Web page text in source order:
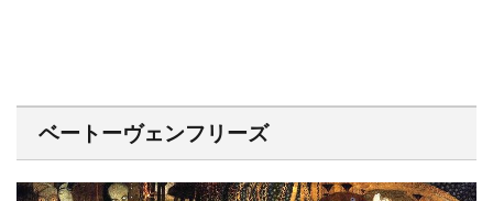
ベートーヴェンフリーズ